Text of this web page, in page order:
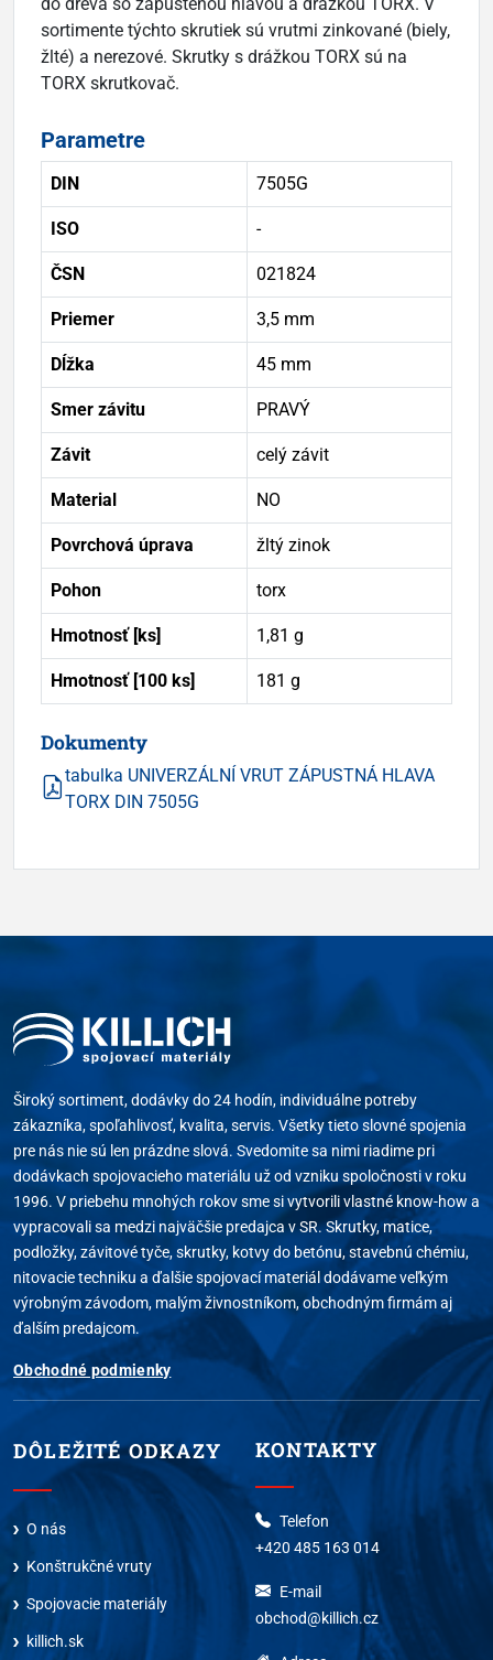
sortimente týchto skrutiek sú vrutmi zinkované (biely,
žlté) a nerezové. Skrutky s drážkou TORX sú na
TORX skrutkovač.
Parametre
DIN 7505G
ISO -
ČSN 021824
Priemer 3,5 mm
Dĺžka 45 mm
Smer závitu PRAVÝ
Závit celý závit
Material NO
Povrchová úprava žltý zinok
Pohon torx
Hmotnosť [ks] 1,81 g
Hmotnosť [100 ks] 181 g
Dokumenty
tabulka UNIVERZÁLNÍ VRUT ZÁPUSTNÁ HLAVA
TORX DIN 7505G
Široký sortiment, dodávky do 24 hodín, individuálne potreby
zákazníka, spoľahlivosť, kvalita, servis. Všetky tieto slovné spojenia
pre nás nie sú len prázdne slová. Svedomite sa nimi riadime pri
dodávkach spojovacieho materiálu už od vzniku spoločnosti v roku
1996. V priebehu mnohých rokov sme si vytvorili vlastné know-how a
vypracovali sa medzi najväčšie predajca v SR. Skrutky, matice,
podložky, závitové tyče, skrutky, kotvy do betónu, stavebnú chémiu,
nitovacie techniku a ďalšie spojovací materiál dodávame veľkým
výrobným závodom, malým živnostníkom, obchodným firmám aj
ďalším predajcom.
Obchodné podmienky
DÔLEŽITÉ ODKAZY
O nás
Konštrukčné vruty
Spojovacie materiály
killich.sk
KONTAKTY
Telefon
+420 485 163 014
E-mail
obchod@killich.cz